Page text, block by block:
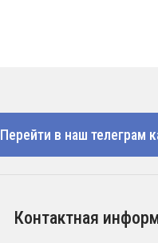
Перейти в наш телеграм
Контактная